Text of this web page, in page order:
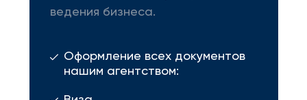
ведения бизнеса.
Оформление всех документов
нашим агентством: